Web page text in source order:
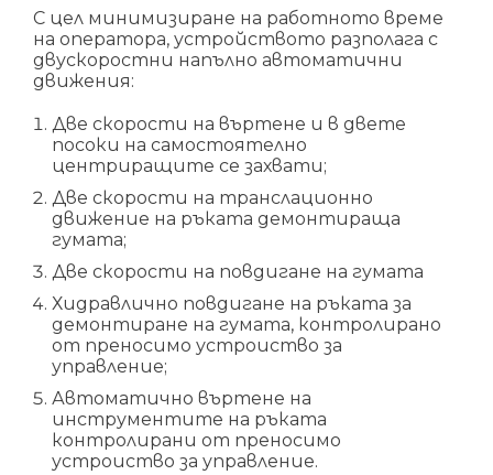
С цел минимизиране на работното време
на оператора, устройството разполага с
двускоростни напълно автоматични
движения:
Две скорости на въртене и в двете
посоки на самостоятелно
центриращите се захвати;
Две скорости на транслационно
движение на ръката демонтираща
гумата;
Две скорости на повдигане на гумата
Хидравлично повдигане на ръката за
демонтиране на гумата, контролирано
от преносимо устроиство за
управление;
Автоматично въртене на
инструментите на ръката
контролирани от преносимо
устроиство за управление.